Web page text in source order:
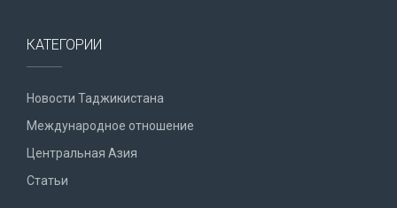
КАТЕГОРИИ
Новости Таджикистана
Международное отношение
Центральная Азия
Статьи